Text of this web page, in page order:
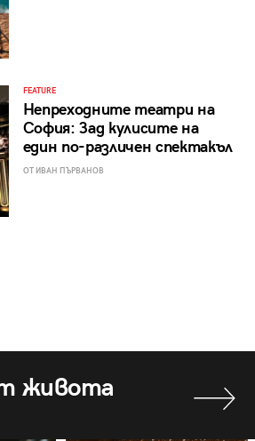
FEATURE
Непреходните театри на
София: Зад кулисите на
един по-различен спектакъл
ОТ ИВАН ПЪРВАНОВ
живота